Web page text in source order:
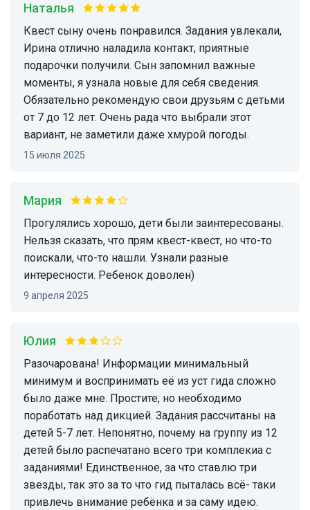
Наталья
Квест сыну очень понравился. Задания увлекали,
Ирина отлично наладила контакт, приятные
подарочки получили. Сын запомнил важные
моменты, я узнала новые для себя сведения.
Обязательно рекомендую свои друзьям с детьми
от 7 до 12 лет. Очень рада что выбрали этот
вариант, не заметили даже хмурой погоды.
15 июля 2025
Мария
Прогулялись хорошо, дети были заинтересованы.
Нельзя сказать, что прям квест-квест, но что-то
поискали, что-то нашли. Узнали разные
интересности. Ребенок доволен)
9 апреля 2025
Юлия
Разочарована! Информации минимальный
минимум и воспринимать еë из уст гида сложно
было даже мне. Простите, но необходимо
поработать над дикцией. Задания рассчитаны на
детей 5-7 лет. Непонятно, почему на группу из 12
детей было распечатано всего три комплекиа с
заданиями! Единственное, за что ставлю три
звезды, так это за то что гид пыталась всё- таки
привлечь внимание ребëнка и за саму идею.